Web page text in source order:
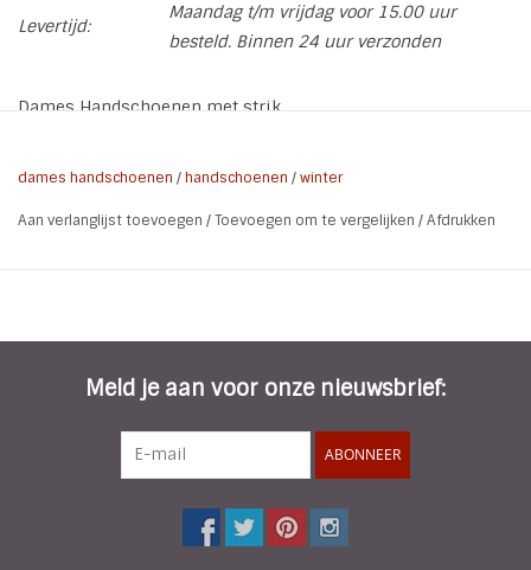
Levertijd:
Maandag t/m vrijdag voor 15.00 uur
besteld. Binnen 24 uur verzonden
Dames Handschoenen met strik
strik
Maat: 1 maat - rekbaar
dames handschoenen /handschoenen /winter
Aan verlanglijst toevoegen /Toevoegen om te vergelijken /Afdrukken
Meld je aan voor onze nieuwsbrief:
ABONNEER